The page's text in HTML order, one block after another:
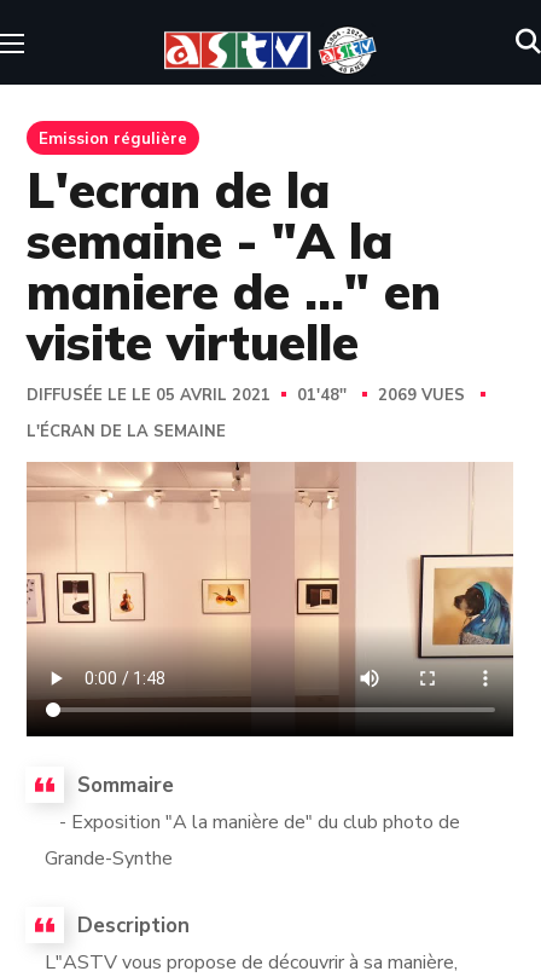
Emission régulière
L'ecran de la
semaine - "A la
maniere de ..." en
visite virtuelle
DIFFUSÉE LE LE 05 AVRIL 2021 01'48''
2069 VUES
L'ÉCRAN DE LA SEMAINE
Sommaire
- Exposition "A la manière de" du club photo de
Grande-Synthe
Description
L"ASTV vous propose de découvrir à sa manière,